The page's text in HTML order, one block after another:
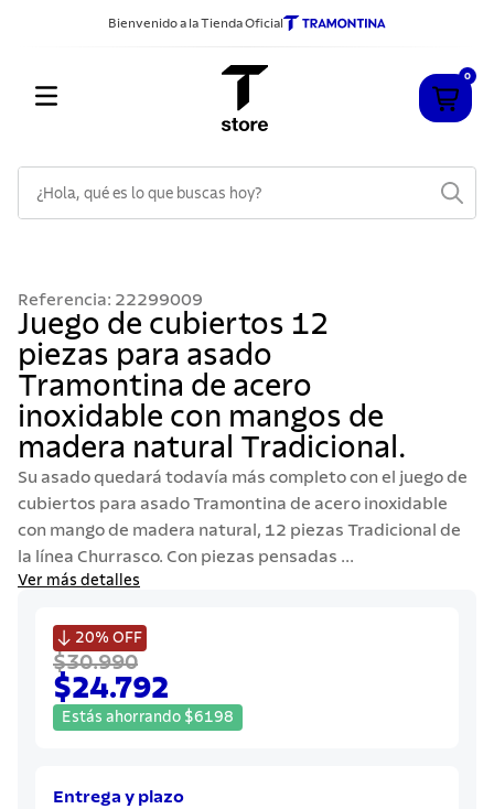
Bienvenido a la Tienda Oficial
0
Referencia: 22299009
Juego de cubiertos 12
piezas para asado
Tramontina de acero
inoxidable con mangos de
madera natural Tradicional.
Su asado quedará todavía más completo con el juego de
cubiertos para asado Tramontina de acero inoxidable
con mango de madera natural, 12 piezas Tradicional de
la línea Churrasco. Con piezas pensadas ...
Ver más detalles
 20% OFF
$30.990
$24.792
Estás ahorrando $6198
Entrega y plazo
2 .
sarten
3.
cubiertos
4 .
acero inoxidable
5.
ollas
6.
grano
7.
cuchillo
8
solar
9.
termo
10. allegra